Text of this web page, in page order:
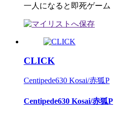
一人になると即死ゲーム
CLICK
Centipede630 Kosai/赤狐P
Centipede630 Kosai/赤狐P